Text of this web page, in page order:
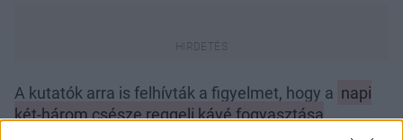
A kutatók arra is felhívták a figyelmet, hogy a napi
két-három csésze reggeli kávé fogyasztása